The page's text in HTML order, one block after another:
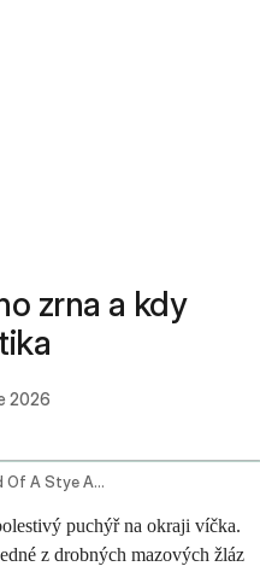
zrna a kdy
2026
How To Get Rid Of A Stye And When You Need Antibiotics
puchýř na okraji víčka.
z drobných mazových žláz